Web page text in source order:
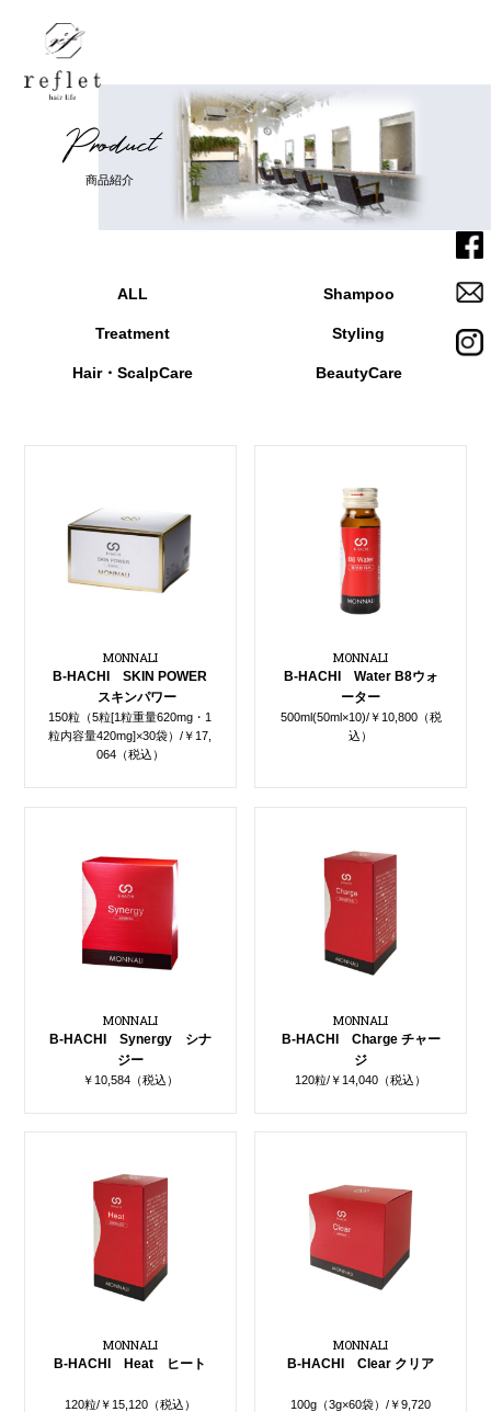
Product
商品紹介
Home ホーム
サロン
スタッフ
ブログ
スタイル
映像
EC 商品
Voice
Product プロダクト
052-693-5788 予約する
ALL Shampoo
Treatment Styling
Hair・ScalpCare BeautyCare
MONNALI
B-HACHI SKIN POWER
スキンパワー
150粒（5粒[1粒重量620mg・1
粒内容量420mg]×30袋）/￥17,
064（税込）
MONNALI
B-HACHI Water B8ウォ
ーター
500ml(50ml×10)/￥10,800（税
込）
MONNALI
B-HACHI Synergy シナ
ジー
￥10,584（税込）
MONNALI
B-HACHI Charge チャー
ジ
120粒/￥14,040（税込）
MONNALI
B-HACHI Heat ヒート
120粒/￥15,120（税込）
MONNALI
B-HACHI Clear クリア
100g（3g×60袋）/￥9,720